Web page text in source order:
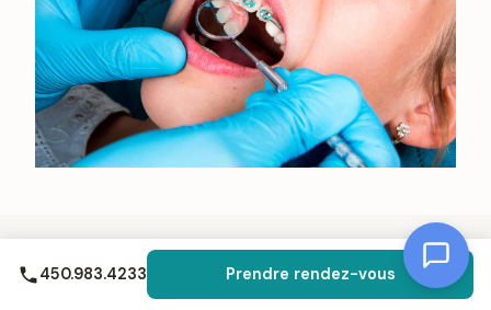
QUESTIONS FRÉQUENTES
450.983.4233 Prendre rendez-vous